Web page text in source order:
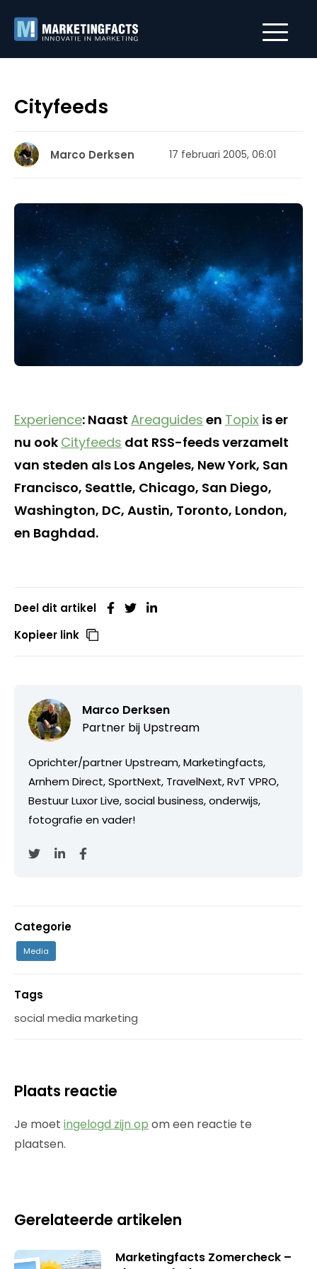
Cityfeeds
Marco Derksen 17 februari 2005, 06:01
Experience: Naast Areaguides en Topix is er
nu ook Cityfeeds dat RSS-feeds verzamelt
van steden als Los Angeles, New York, San
Francisco, Seattle, Chicago, San Diego,
Washington, DC, Austin, Toronto, London,
en Baghdad.
Deel dit artikel
Kopieer link
Marco Derksen
Partner bij Upstream
Oprichter/partner Upstream, Marketingfacts,
Arnhem Direct, SportNext, TravelNext, RvT VPRO,
Bestuur Luxor Live, social business, onderwijs,
fotografie en vader!
Categorie
Media
Tags
social media marketing
Plaats reactie
Je moet ingelogd zijn op om een reactie te
plaatsen.
Gerelateerde artikelen
Marketingfacts Zomercheck –